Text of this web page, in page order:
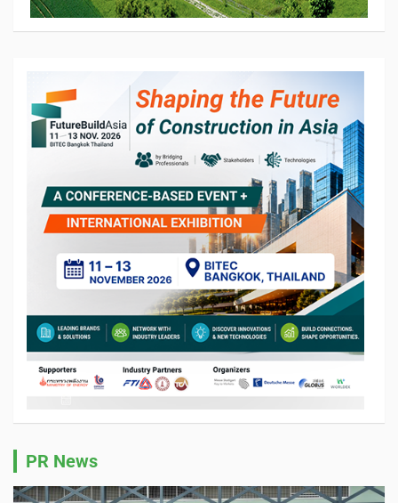
PR News